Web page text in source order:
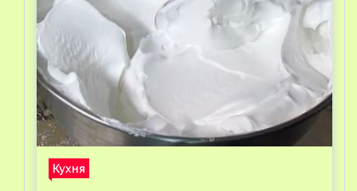
Кухня